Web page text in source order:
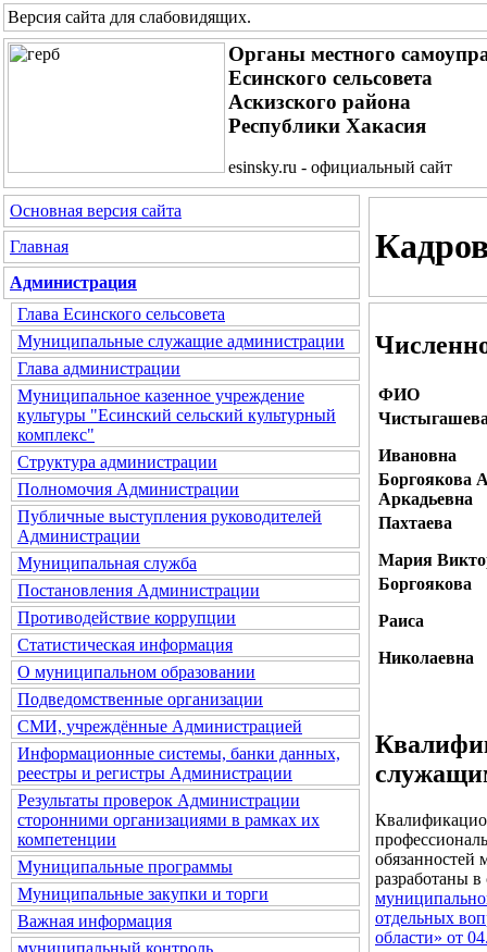
Версия сайта для слабовидящих.
Органы местного
Есинского сельсовета
Аскизского района
Республики Хакасия
esinsky.ru - официальный сайт
Основная версия сайта
Главная
Администрация
Глава Есинского сельсовета
Муниципальные служащие администрации
Глава администрации
Муниципальное казенное учреждение
культуры "Есинский сельский культурный
комплекс"
Структура администрации
Полномочия Администрации
Публичные выступления руководителей
Администрации
Муниципальная служба
Постановления Администрации
Противодействие коррупции
Статистическая информация
О муниципальном образовании
Подведомственные организации
СМИ, учреждённые Администрацией
Информационные системы, банки данных,
реестры и регистры Администрации
Результаты проверок Администрации
сторонними организациями в рамках их
компетенции
Муниципальные программы
Муниципальные закупки и торги
Важная информация
муниципальный контроль
ФИО
Ивановна
Боргоякова
Аркадьевна
Пахтаева
Мария
Боргоякова
Раиса
Николаевна
разработаны
отдельных
области» от